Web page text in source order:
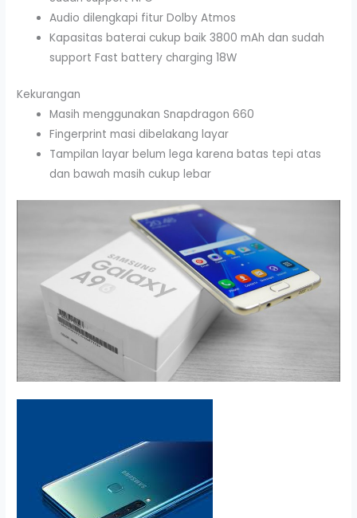
Audio dilengkapi fitur Dolby Atmos
Kapasitas baterai cukup baik 3800 mAh dan sudah
support Fast battery charging 18W
Kekurangan
Masih menggunakan Snapdragon 660
Fingerprint masi dibelakang layar
Tampilan layar belum lega karena batas tepi atas
dan bawah masih cukup lebar